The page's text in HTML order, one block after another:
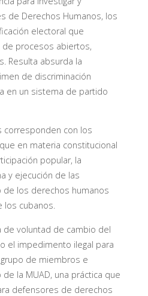
de Derechos Humanos, los
electoral que
de procesos abiertos,
Resulta absurda la
de discriminación
en un sistema de partido
corresponden con los
en materia constitucional
popular, la
y ejecución de las
los derechos humanos
los cubanos.
de voluntad de cambio del
el impedimento ilegal para
de miembros e
la MUAD, una práctica que
defensores de derechos